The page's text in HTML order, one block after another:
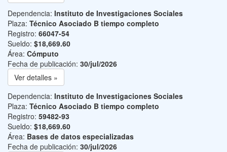
Dependencia: Instituto de Investigaciones Sociales
Plaza: Técnico Asociado B tiempo completo
Registro: 66047-54
Sueldo: $18,669.60
Área: Cómputo
Fecha de publicación: 30/jul/2026
Ver detalles »
Dependencia: Instituto de Investigaciones Sociales
Plaza: Técnico Asociado B tiempo completo
Registro: 59482-93
Sueldo: $18,669.60
Área: Bases de datos especializadas
Fecha de publicación: 30/jul/2026